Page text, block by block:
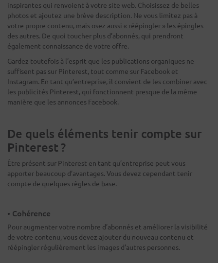
inspirantes qui renvoient à votre site web. Choisissez de belles
photos et ajoutez une brève description. Ne vous limitez pas à
votre propre contenu, mais osez aussi « réépingler » les épingles
des autres. De quoi toucher plus d’abonnés, qui prendront
également connaissance de votre offre.
Gardez toutefois à l’esprit que les publications organiques ne
suffisent pas sur Pinterest, tout comme sur Facebook et
Instagram. En tant qu’entreprise, il convient de les combiner avec
les publicités Pinterest, qui fonctionnent presque de la même
manière que les annonces Facebook.
De quels éléments tenir compte sur
Pinterest ?
Être présent sur Pinterest en tant qu’entreprise peut vous
apporter beaucoup d’avantages. Vous devez cependant tenir
compte de quelques règles de base.
• Cohérence
Pour augmenter votre nombre d’abonnés et améliorer la visibilité
de votre contenu, vous devez ajouter du nouveau contenu et
réépingler régulièrement les images d’autres personnes.